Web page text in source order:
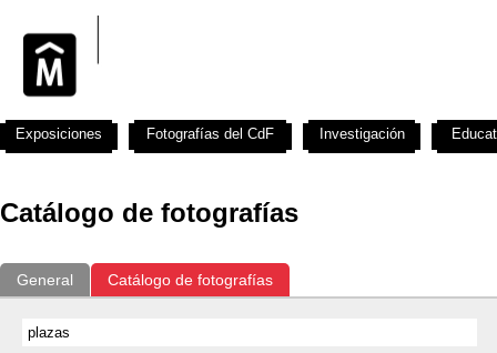
Catálogo de fotografías
General Catálogo de fotografías
Exposiciones Fotografías del CdF Investigación